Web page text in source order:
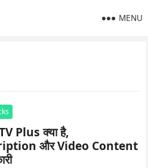
MENU
Plus क्या है,
और Video Content